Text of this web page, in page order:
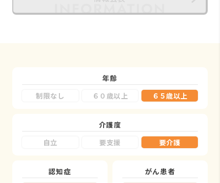
年齢
制限なし
６０歳以上 ６５歳以上
介護度
自立
要支援 要介護
認知症
がん患者